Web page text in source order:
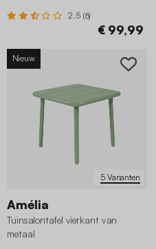
2.5 (6)
€ 99,99
5 Varianten
Nieuw
Amélia
Tuinsalontafel vierkant van
metaal